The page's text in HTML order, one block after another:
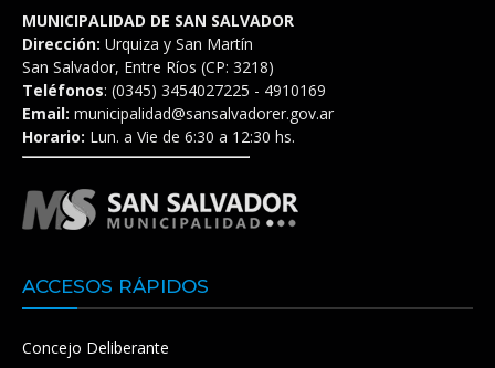
MUNICIPALIDAD DE SAN SALVADOR
Dirección: Urquiza y San Martín
San Salvador, Entre Ríos (CP: 3218)
Teléfonos: (0345) 3454027225 - 4910169
Email: municipalidad@sansalvadorer.gov.ar
Horario: Lun. a Vie de 6:30 a 12:30 hs.
ACCESOS RÁPIDOS
Concejo Deliberante